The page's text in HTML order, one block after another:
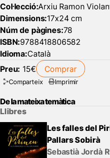
Col·lecció:Arxiu Ramon
Dimensions:17x24 cm
Núm de pàgines:78
ISBN:9788418806582
Idioma:Català
Preu: 15€ Comprar
Comparteix Imprimir
De la mateixa temàtica
Llibres
Les falles del
Pallars Sobirà
Sebastià Jordà